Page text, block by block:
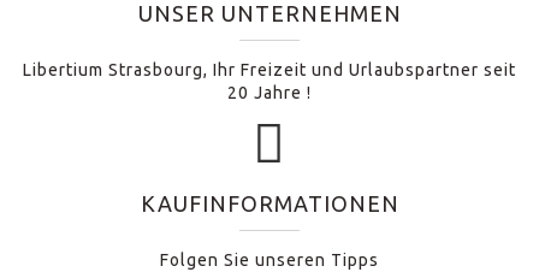
UNSER UNTERNEHMEN
Libertium Strasbourg, Ihr Freizeit und Urlaubspartner seit
20 Jahre !
KAUFINFORMATIONEN
Folgen Sie unseren Tipps